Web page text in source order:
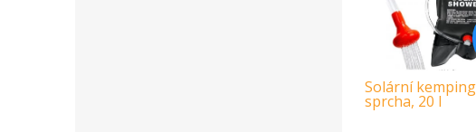
Solární
sprcha, 20 l